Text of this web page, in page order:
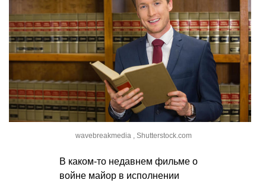
wavebreakmedia , Shutterstock.com
В каком-то недавнем фильме о
войне майор в исполнении